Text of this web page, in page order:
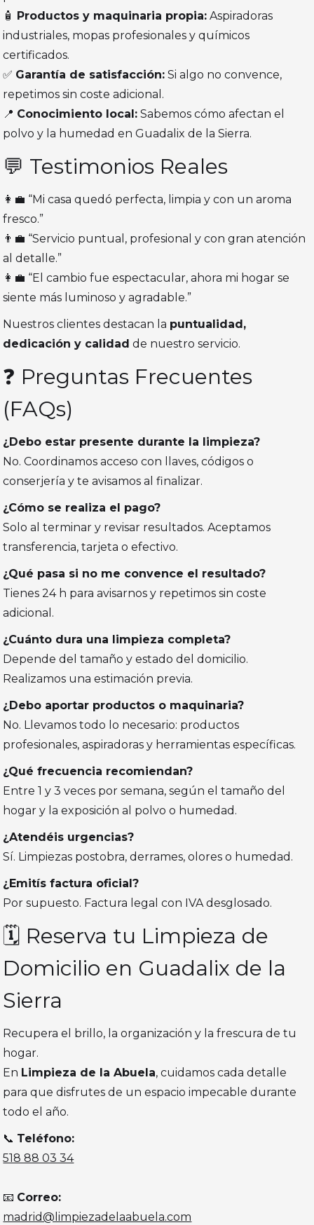
🧴
Productos y maquinaria propia: Aspiradoras
industriales, mopas profesionales y químicos
certificados.
✅ Garantía de satisfacción: Si algo no convence,
repetimos sin coste adicional.
📍 Conocimiento local: Sabemos cómo afectan el
polvo y la humedad en Guadalix de la Sierra.
💬 Testimonios Reales
👩‍💼 “Mi casa quedó perfecta, limpia y con un aroma
fresco.”
👨‍💼 “Servicio puntual, profesional y con gran atención
al detalle.”
👩‍💼 “El cambio fue espectacular, ahora mi hogar se
siente más luminoso y agradable.”
Nuestros clientes destacan la puntualidad,
dedicación y calidad de nuestro servicio.
❓ Preguntas Frecuentes
(FAQs)
¿Debo estar presente durante la limpieza?
No. Coordinamos acceso con llaves, códigos o
conserjería y te avisamos al finalizar.
¿Cómo se realiza el pago?
Solo al terminar y revisar resultados. Aceptamos
transferencia, tarjeta o efectivo.
¿Qué pasa si no me convence el resultado?
Tienes 24 h para avisarnos y repetimos sin coste
adicional.
¿Cuánto dura una limpieza completa?
Depende del tamaño y estado del domicilio.
Realizamos una estimación previa.
¿Debo aportar productos o maquinaria?
No. Llevamos todo lo necesario: productos
profesionales, aspiradoras y herramientas específicas.
¿Qué frecuencia recomiendan?
Entre 1 y 3 veces por semana, según el tamaño del
hogar y la exposición al polvo o humedad.
¿Atendéis urgencias?
Sí. Limpiezas postobra, derrames, olores o humedad.
¿Emitís factura oficial?
Por supuesto. Factura legal con IVA desglosado.
🗓️ Reserva tu Limpieza de
Domicilio en Guadalix de la
Sierra
Recupera el brillo, la organización y la frescura de tu
hogar.
En Limpieza de la Abuela, cuidamos cada detalle
para que disfrutes de un espacio impecable durante
todo el año.
📞 Teléfono:
518 88 03 34
📧 Correo:
madrid@limpiezadelaabuela.com